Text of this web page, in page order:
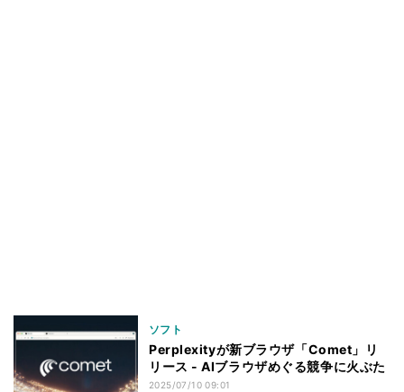
ソフト
Perplexityが新ブラウザ「Comet」リ
リース - AIブラウザめぐる競争に火ぶた
2025/07/10 09:01